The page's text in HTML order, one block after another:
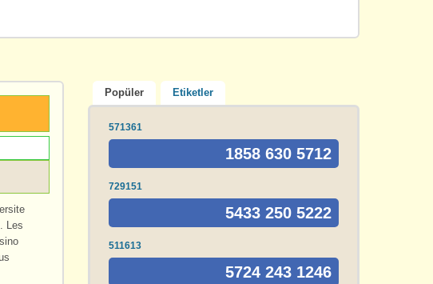
Les
Popüler Etiketler
571361
1858 630 5712
729151
5433 250 5222
511613
5724 243 1246